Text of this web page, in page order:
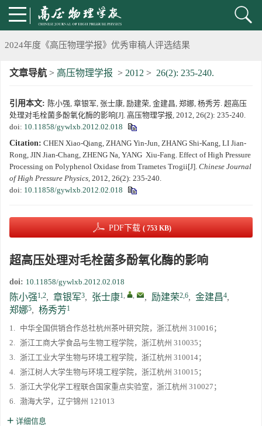
第五届高压科学卓越青年学者评选通知
2024年度《高压物理学报》优秀审稿人评选结果
2024年上海光源同步辐射大压机实验技术培训班通知
《高压物理学报》将于2025年1月由双月刊变更为月刊
《高压物理学报》第二届青年编委会招募启事
《高压物理学报》2023年度优秀审稿人和优秀论文评选结果
第十四届全国爆炸力学学术会议 第二轮通知
第二十一届中国高压科学学术会议第一轮通知
通知
《高压物理学报》第三届青年编委会招募启事
文章导航 > 高压物理学报 > 2012 > 26(2): 235-240.
引用本文: 陈小强, 章银军, 张士康, 励建荣, 金建昌, 郑娜, 杨秀芳. 超高压
处理对毛栓菌多酚氧化酶的影响[J]. 高压物理学报, 2012, 26(2): 235-240.
doi: 10.11858/gywlxb.2012.02.018
Citation: CHEN Xiao-Qiang, ZHANG Yin-Jun, ZHANG Shi-Kang, LI Jian-
Rong, JIN Jian-Chang, ZHENG Na, YANG Xiu-Fang. Effect of High Pressure
Processing on Polyphenol Oxidase from Trametes Trogii[J]. Chinese Journal
of High Pressure Physics, 2012, 26(2): 235-240.
doi: 10.11858/gywlxb.2012.02.018
PDF下载 ( 753 KB)
超高压处理对毛栓菌多酚氧化酶的影响
doi: 10.11858/gywlxb.2012.02.018
陈小强1,2, 章银军3, 张士康1, , , 励建荣2,6, 金建昌4,
郑娜5, 杨秀芳1
1. 中华全国供销合作总社杭州茶叶研究院，浙江杭州 310016；
2. 浙江工商大学食品与生物工程学院，浙江杭州 310035；
3. 浙江工业大学生物与环境工程学院，浙江杭州 310014；
4. 浙江树人大学生物与环境工程学院，浙江杭州 310015；
5. 浙江大学化学工程联合国家重点实验室，浙江杭州 310027；
6. 渤海大学，辽宁锦州 121013
详细信息